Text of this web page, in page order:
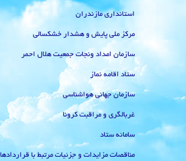
استانداری مازندران
مرکز ملی پایش و هشدار خشکسالی
سازمان امداد ونجات جمعیت هلال احمر
ستاد اقامه نماز
سازمان جهانی هواشناسی
غربالگری و مراقبت کرونا
سامانه ستاد
مناقصات مزایدات و جزئیات مرتبط با